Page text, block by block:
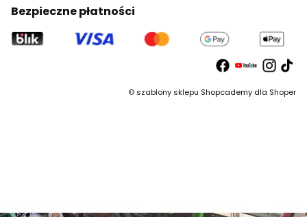
Bezpieczne płatności
©szablony sklepu Shopcademy dla Shoper